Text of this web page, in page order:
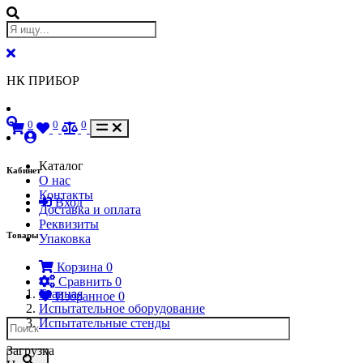
НК ПРИБОР
Кабинет
Вход
Товары
Корзина 0
Сравнить 0
Избранное 0
0 0 0
Каталог
О нас
Контакты
Доставка и оплата
Реквизиты
Упаковка
Главная
Испытательное оборудование
Испытательные стенды
Загрузка